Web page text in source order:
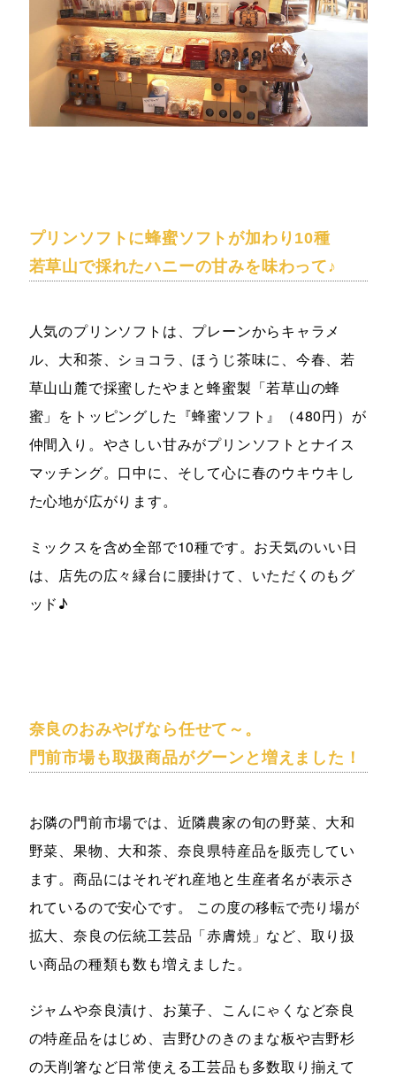
プリンソフトに蜂蜜ソフトが加わり10種
若草山で採れたハニーの甘みを味わって♪
人気のプリンソフトは、プレーンからキャラメ
ル、大和茶、ショコラ、ほうじ茶味に、今春、若
草山山麓で採蜜したやまと蜂蜜製「若草山の蜂
蜜」をトッピングした『蜂蜜ソフト』（480円）が
仲間入り。やさしい甘みがプリンソフトとナイス
マッチング。口中に、そして心に春のウキウキし
た心地が広がります。
ミックスを含め全部で10種です。お天気のいい日
は、店先の広々縁台に腰掛けて、いただくのもグ
ッド♪
奈良のおみやげなら任せて～。
門前市場も取扱商品がグーンと増えました！
お隣の門前市場では、近隣農家の旬の野菜、大和
野菜、果物、大和茶、奈良県特産品を販売してい
ます。商品にはそれぞれ産地と生産者名が表示さ
れているので安心です。 この度の移転で売り場が
拡大、奈良の伝統工芸品「赤膚焼」など、取り扱
い商品の種類も数も増えました。
ジャムや奈良漬け、お菓子、こんにゃくなど奈良
の特産品をはじめ、吉野ひのきのまな板や吉野杉
の天削箸など日常使える工芸品も多数取り揃えて